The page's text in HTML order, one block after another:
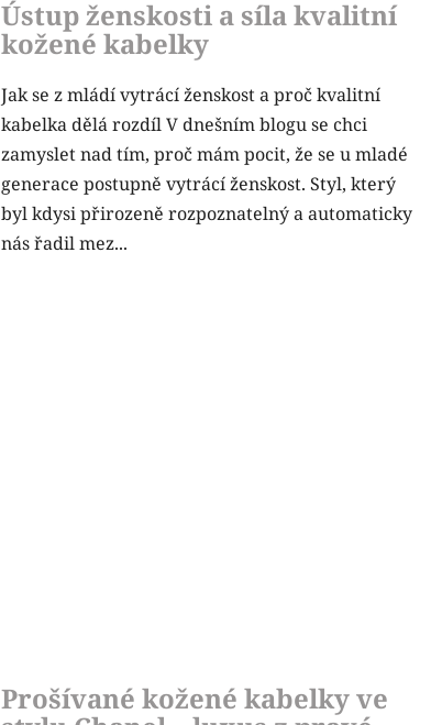
Ústup ženskosti a síla kvalitní
kožené kabelky
Jak se z mládí vytrácí ženskost a proč kvalitní
kabelka dělá rozdíl V dnešním blogu se chci
zamyslet nad tím, proč mám pocit, že se u mladé
generace postupně vytrácí ženskost. Styl, který
byl kdysi přirozeně rozpoznatelný a automaticky
nás řadil mez...
Prošívané kožené kabelky ve